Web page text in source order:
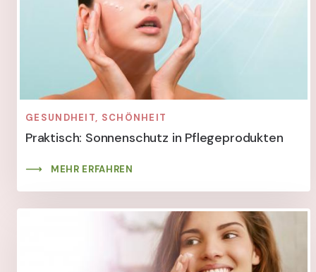
GESUNDHEIT, SCHÖNHEIT
Praktisch: Sonnenschutz in Pflegeprodukten
MEHR ERFAHREN